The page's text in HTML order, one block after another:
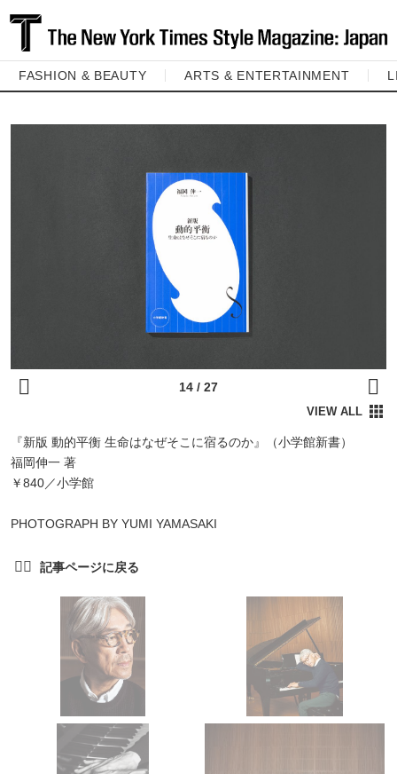
FASHION & BEAUTY ARTS & ENTERTAINMENT
『新版 動的平衡 生命はなぜそこに宿るのか』（小学館新書）
福岡伸一 著
￥840／小学館
PHOTOGRAPH BY YUMI YAMASAKI